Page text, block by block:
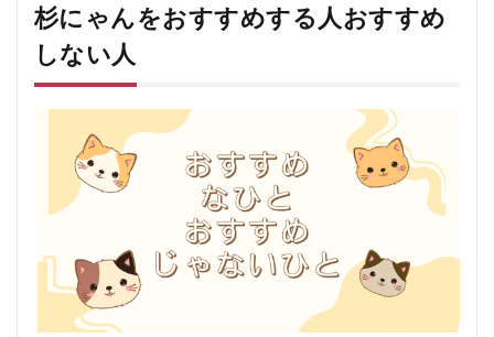
杉にゃんをおすすめする人おすすめ
しない人